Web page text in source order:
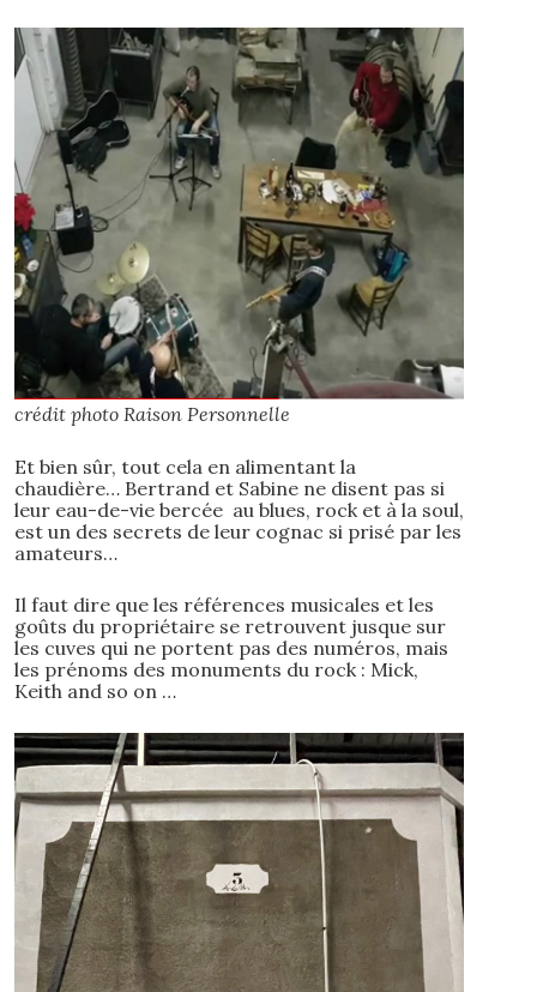
crédit photo Raison Personnelle
Et bien sûr, tout cela en alimentant la
chaudière… Bertrand et Sabine ne disent pas si
leur eau-de-vie bercée au blues, rock et à la soul,
est un des secrets de leur cognac si prisé par les
amateurs…
Il faut dire que les références musicales et les
goûts du propriétaire se retrouvent jusque sur
les cuves qui ne portent pas des numéros, mais
les prénoms des monuments du rock : Mick,
Keith and so on …